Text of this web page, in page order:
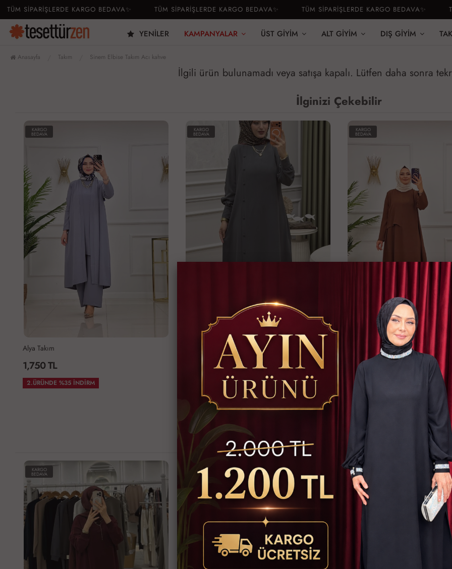
SİPARİŞLERDE KARGO BEDAVA✨ TÜM SİPARİŞLERDE KARGO BEDAVA✨ TÜM SİPARİŞLERDE KARGO BEDAVA✨
YENILER KAMPANYALAR ÜST GIYIM ALT GIYIM DIŞ GIYIM
Anasayfa Takım Sinem Elbise Takım Acı kahve
İlgili ürün bulunamadı veya satışa kapalı. Lütfen daha sonra
İlginizi Çekebilir
KARGO
BEDAVA
Alya Takım
1,750 TL
2.ÜRÜNDE %35 İNDİRM
KARGO
BEDAVA
Çiğdem Takım Gri
1,800 TL
KARGO
BEDAVA
MASAL TAKIM - KAHVERENGİ
1,750 TL
2.ÜRÜNDE %35 İNDİRM
Çok Satan Ürünler
KARGO
BEDAVA
KARGO
BEDAVA
KARGO
BEDAVA